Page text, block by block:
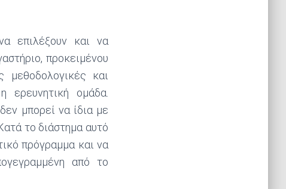
επιλέξουν και να
προκειμένου
μεθοδολογικές και
ερευνητική ομάδα.
μπορεί να ίδια με
το διάστημα αυτό
πρόγραμμα και να
από το